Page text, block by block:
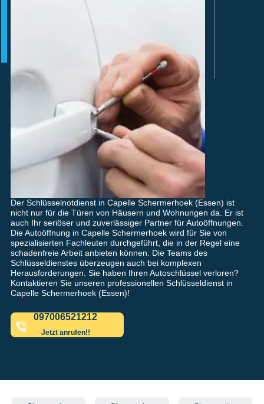
Der Schlüsselnotdienst in Capelle Schermerhoek (Essen) ist
nicht nur für die Türen von Häusern und Wohnungen da. Er ist
auch Ihr seriöser und zuverlässiger Partner für Autoöffnungen.
Die Autoöffnung in Capelle Schermerhoek wird für Sie von
spezialisierten Fachleuten durchgeführt, die in der Regel eine
schadenfreie Arbeit anbieten können. Die Teams des
Schlüsseldienstes überzeugen auch bei komplexen
Herausforderungen. Sie haben Ihren Autoschlüssel verloren?
Kontaktieren Sie unseren professionellen Schlüsseldienst in
Capelle Schermerhoek (Essen)!
097006521212
Jetzt anrufen!!